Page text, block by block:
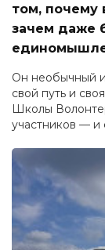
том, почему
зачем даже
Он необычный и
свой путь и
Школы
участников — и